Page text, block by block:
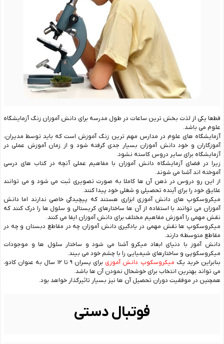
قطعا یکی از لذت بخش ترین ساعات در طول مدرسه برای دانش آموزان زنگ آزمایشگاه
علوم می باشد.
آزمایشگاه های علوم در مدارس مهم ترین زنگ آموزش است که باید توسط مدیران،
آموزگاران و خود دانش آموزان بسیار جدی گرفته شود و از زمان آموزش عملی در
آزمایشگاه برای سایر دروس کاسته نشود.
زیرا در فضای آزمایشگاه دانش آموزان با مفاهیم عملی آنچه در کتاب های درسی
آموخته اند آشنا می شوند.
از این رو دروس در ذهن آن ها کاملا به صورت تصویری ثبت می شود و می توانند
علایق خود را برای آینده تحصیلی و شغلی خود پیدا کنند.
میکروسکوپ های دانش آموزی ابزاری هستند که پیچیدگی خاصی ندارند اما دانش
آموزان می توانند با استفاده از آن ها ساختارهای کریستالی و سلول ها را درک کنند که
نقش مهمی را آموزش مفاهیم مختلف برای دانش آموزان ایفا می کنند.
میکروسکوپ ها نقش مهمی در یادگیری دانش آموزان چه در مقاطع دبستان و چه در
مقاطع متوسطه دارند.
دانش آموز با دنیای ابعاد میکرو آشنا می شود و ساختار سلول ها و موجودات
میکروسکوپی و ساختارهای شیمیایی را با چشم خود می بیند.
بنابراین خرید یک میکروسکوپ دانش آموزی
برای پسران ۹ تا ۱۲ سال به عنوان کادو،
می تواند بهترین انتخاب برای خوشحال نمودن آن ها باشد.
همچنین در موفقیت دوران تحصیل آن ها نیز بسیار تاثیرگذار خواهد بود.
فوتبال دستی